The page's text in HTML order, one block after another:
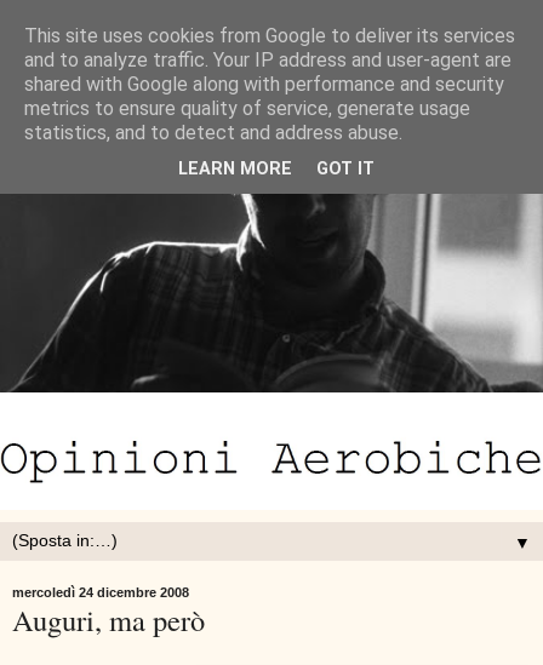
▼
mercoledì 24 dicembre 2008
Auguri, ma però
This site uses cookies from Google to deliver its services
and to analyze traffic. Your IP address and user-agent are
shared with Google along with performance and security
metrics to ensure quality of service, generate usage
statistics, and to detect and address abuse.
LEARN MORE GOT IT